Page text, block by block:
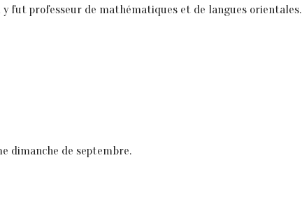
y fut professeur de mathématiques et de langues orientales.
dimanche de septembre.